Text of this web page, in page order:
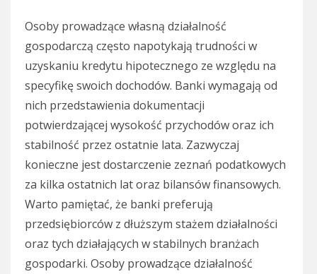
Osoby prowadzące własną działalność
gospodarczą często napotykają trudności w
uzyskaniu kredytu hipotecznego ze względu na
specyfikę swoich dochodów. Banki wymagają od
nich przedstawienia dokumentacji
potwierdzającej wysokość przychodów oraz ich
stabilność przez ostatnie lata. Zazwyczaj
konieczne jest dostarczenie zeznań podatkowych
za kilka ostatnich lat oraz bilansów finansowych.
Warto pamiętać, że banki preferują
przedsiębiorców z dłuższym stażem działalności
oraz tych działających w stabilnych branżach
gospodarki. Osoby prowadzące działalność